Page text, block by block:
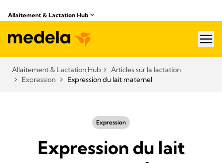
Allaitement & Lactation Hub​
Allaitement & Lactation Hub​
Articles sur la lactation
Expression
Expression du lait maternel
Expression
Expression du lait